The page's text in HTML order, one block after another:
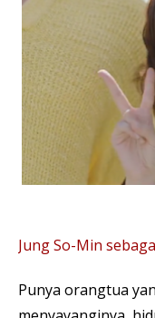
Jung So-Min
Punya orangtua